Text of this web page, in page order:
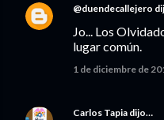
@duendecallejero
Jo... Los
lugar común.
1 de diciembre de
Carlos Tapia dijo…